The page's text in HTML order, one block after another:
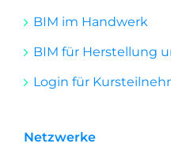
BIM im Handwerk
BIM für Herstellung
Login für
Netzwerke